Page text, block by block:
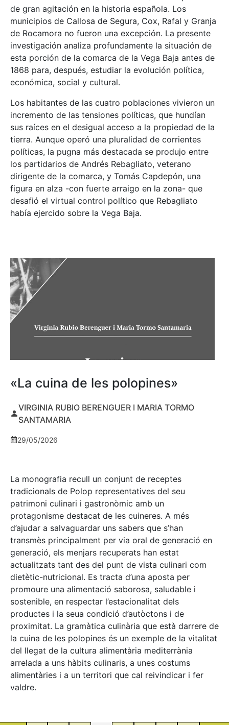
de gran agitación en la historia española. Los
municipios de Callosa de Segura, Cox, Rafal y Granja
de Rocamora no fueron una excepción. La presente
investigación analiza profundamente la situación de
esta porción de la comarca de la Vega Baja antes de
1868 para, después, estudiar la evolución política,
económica, social y cultural.
Los habitantes de las cuatro poblaciones vivieron un
incremento de las tensiones políticas, que hundían
sus raíces en el desigual acceso a la propiedad de la
tierra. Aunque operó una pluralidad de corrientes
políticas, la pugna más destacada se produjo entre
los partidarios de Andrés Rebagliato, veterano
dirigente de la comarca, y Tomás Capdepón, una
figura en alza -con fuerte arraigo en la zona- que
desafió el virtual control político que Rebagliato
había ejercido sobre la Vega Baja.
«La cuina de les polopines»
VIRGINIA RUBIO BERENGUER I MARIA TORMO
SANTAMARIA
29/05/2026
La monografia recull un conjunt de receptes
tradicionals de Polop representatives del seu
patrimoni culinari i gastronòmic amb un
protagonisme destacat de les cuineres. A més
d’ajudar a salvaguardar uns sabers que s’han
transmès principalment per via oral de generació en
generació, els menjars recuperats han estat
actualitzats tant des del punt de vista culinari com
dietètic-nutricional. Es tracta d’una aposta per
promoure una alimentació saborosa, saludable i
sostenible, en respectar l’estacionalitat dels
productes i la seua condició d’autòctons i de
proximitat. La gramàtica culinària que està darrere de
la cuina de les polopines és un exemple de la vitalitat
del llegat de la cultura alimentària mediterrània
arrelada a uns hàbits culinaris, a unes costums
alimentàries i a un territori que cal reivindicar i fer
valdre.